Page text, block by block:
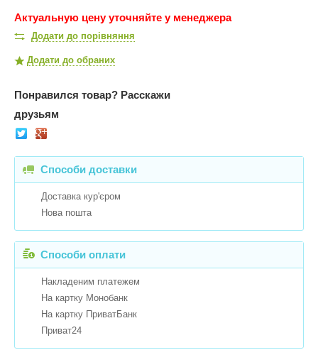
Актуальную цену уточняйте у менеджера
Додати до порівняння
Додати до обраних
Понравился товар? Расскажи
друзьям
Способи доставки
Доставка кур'єром
Нова пошта
Способи оплати
Накладеним платежем
На картку Монобанк
На картку ПриватБанк
Приват24